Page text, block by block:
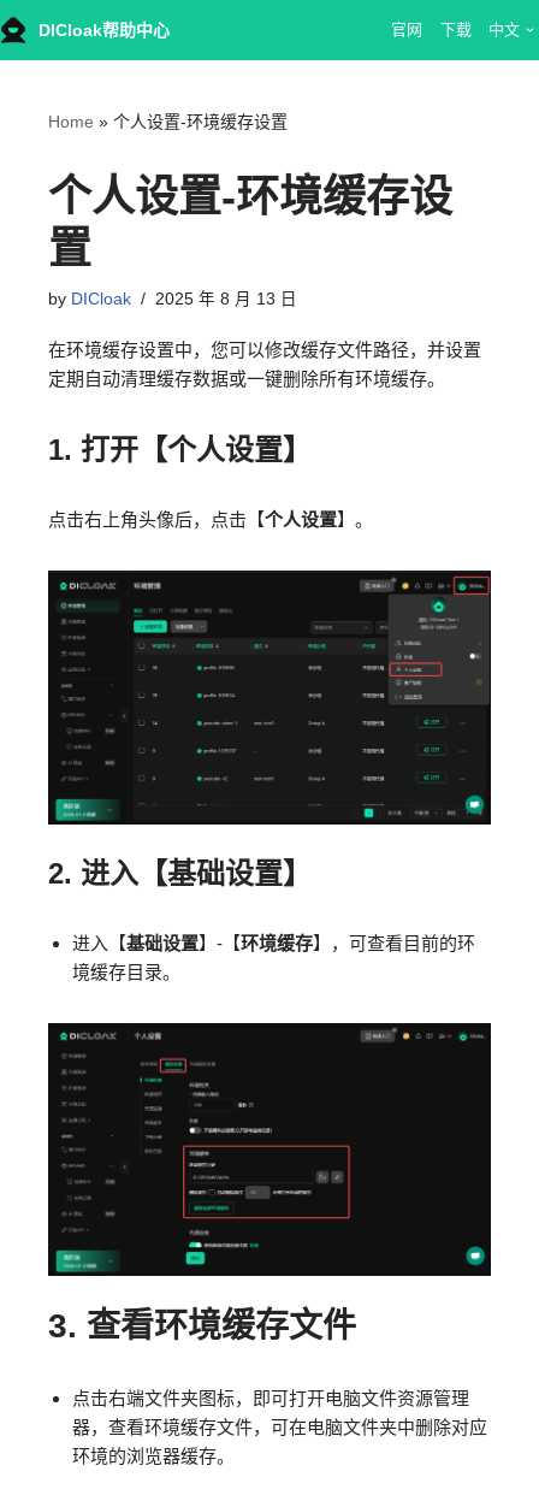
Skip
content
DICloak帮助中心 官网 下载 中文
Home » 个人设置-环境缓存设置
个人设置-环境缓存设
置
by DICloak 2025 年 8 月 13 日
在环境缓存设置中，您可以修改缓存文件路径，并设置
定期自动清理缓存数据或一键删除所有环境缓存。
1. 打开【个人设置】
点击右上角头像后，点击【个人设置】。
2. 进入【基础设置】
进入【基础设置】-【环境缓存】，可查看目前的环
境缓存目录。
3. 查看环境缓存文件
点击右端文件夹图标，即可打开电脑文件资源管理
器，查看环境缓存文件，可在电脑文件夹中删除对应
环境的浏览器缓存。